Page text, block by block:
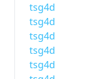
tsg4d
tsg4d
tsg4d
tsg4d
tsg4d